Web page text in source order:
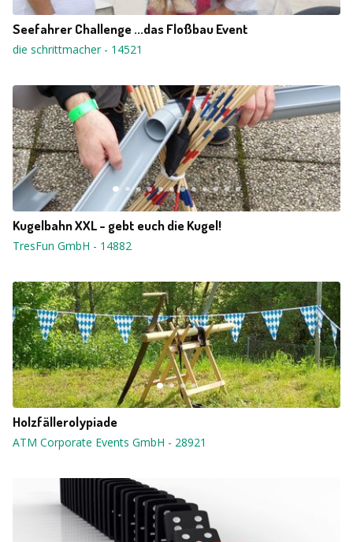
Seefahrer Challenge ...das Floßbau Event
die schrittmacher- 14521
Kugelbahn XXL - gebt euch die Kugel!
TresFun GmbH - 14882
Holzfällerolypiade
ATM Corporate Events GmbH - 28921